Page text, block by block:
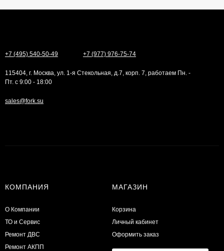
+7 (495) 540-50-49 +7 (977) 976-75-74
115404, г. Москва, ул. 1-я Стекольная, д.7, корп. 7, работаем Пн. -
Пт. с 9:00 - 18:00
sales@fork.su
КОМПАНИЯ
О Компании
ТО и Сервис
​Ремонт ДВС
Ремонт АКПП
МАГАЗИН
Корзина
Личный кабинет
Оформить заказ